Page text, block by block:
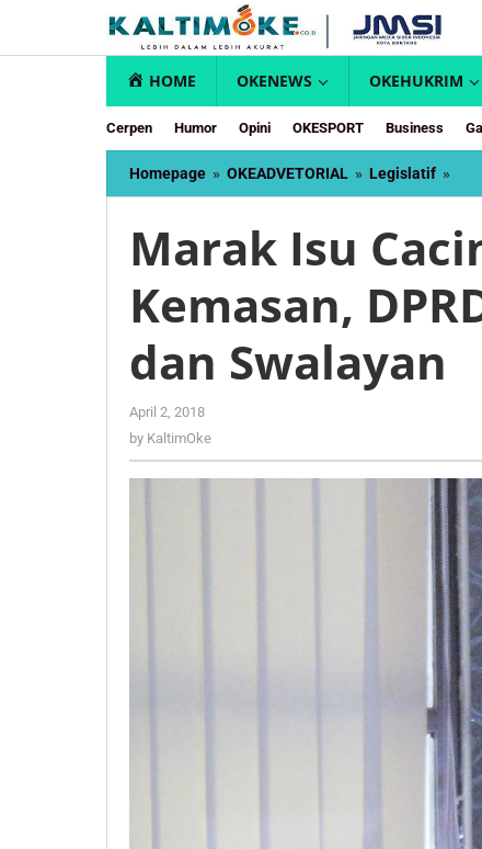
content
HOME OKENEWS OKEHUKRIM
Cerpen Humor Opini OKESPORT Business
Homepage » OKEADVETORIAL » Legislatif »
Isu
Ikan
Marak Isu
Kemasan,
dan Swalayan
April 2, 2018
by KaltimOke